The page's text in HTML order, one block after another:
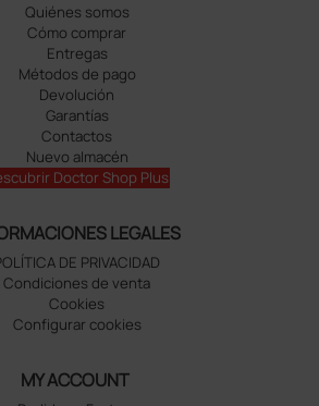
Quiénes somos
Cómo comprar
Entregas
Métodos de pago
Devolución
Garantías
Contactos
Nuevo almacén
Doctor Shop Plus
LEGALES
DE PRIVACIDAD
Condiciones de venta
Cookies
Configurar cookies
MY ACCOUNT